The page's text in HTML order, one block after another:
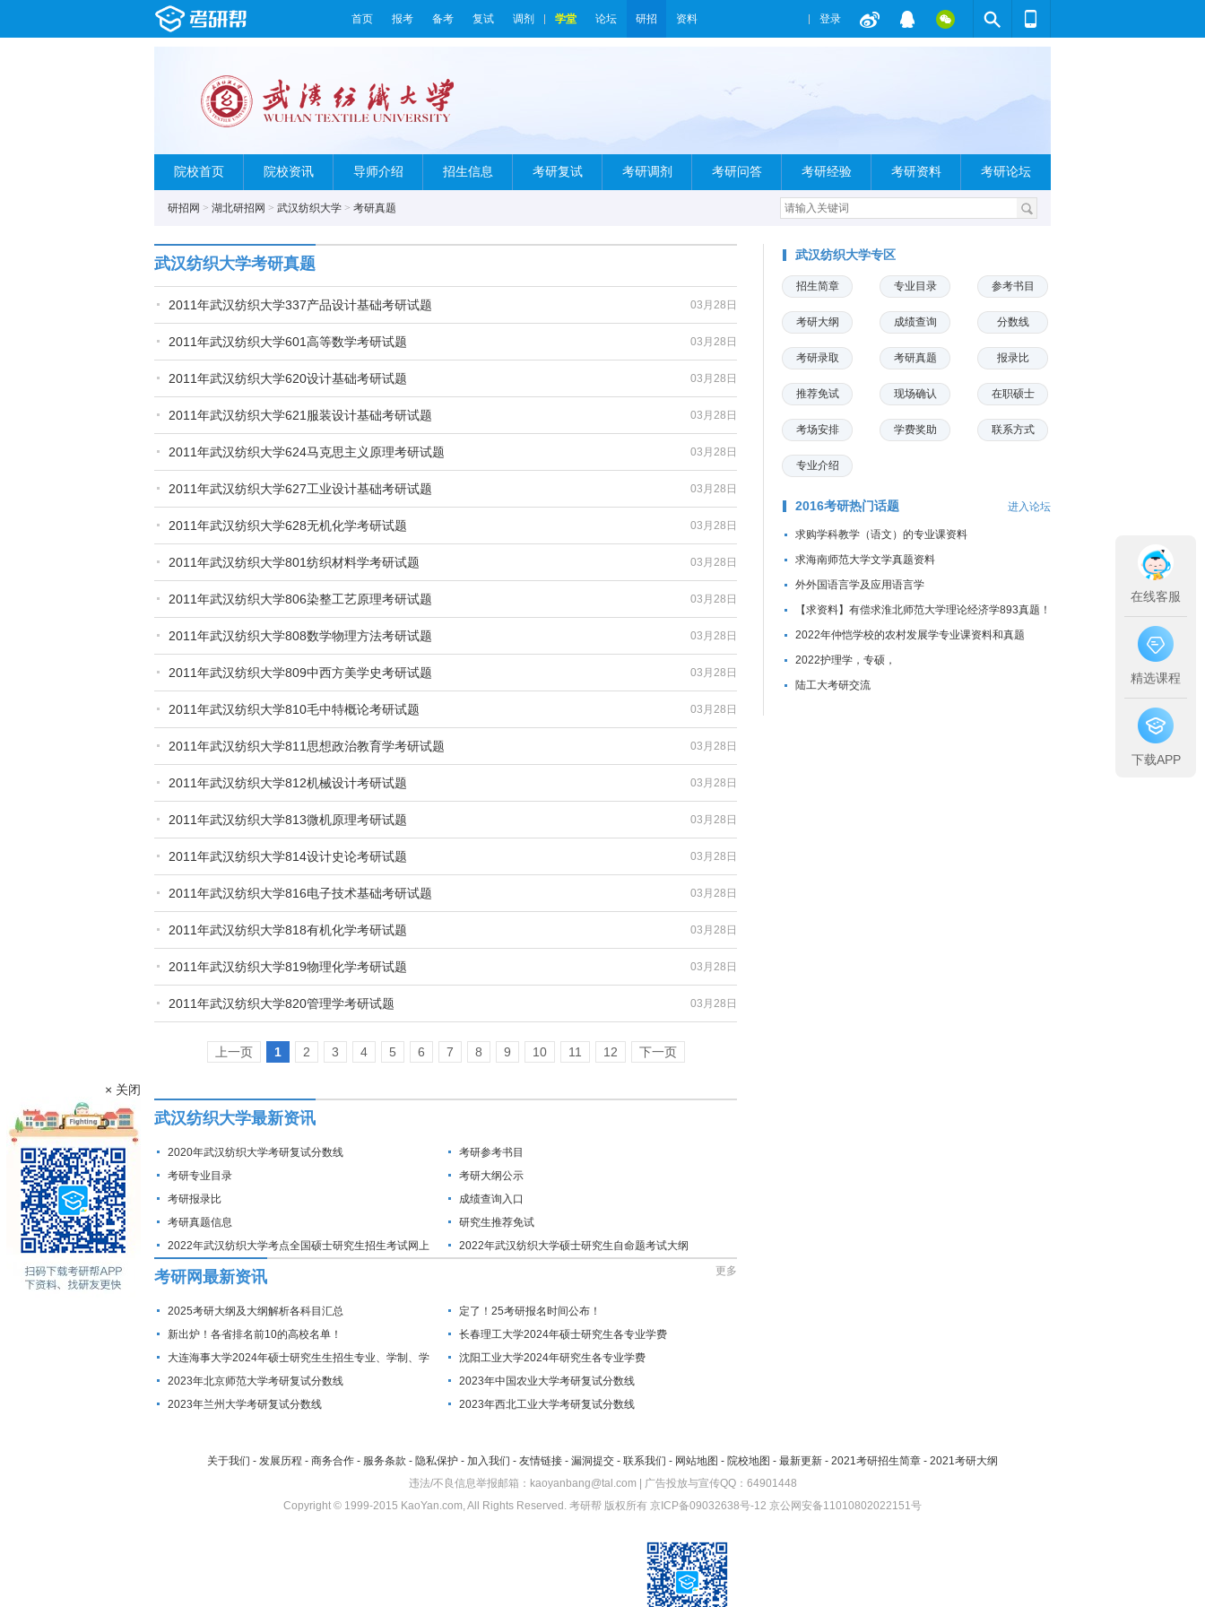
首页 报考 备考 复试 调剂 学堂 论坛 研招 资料 登录
院校首页 院校资讯 导师介绍 招生信息 考研复试 考研调剂 考研问答 考研经验 考研资料 考研论坛
研招网 > 湖北研招网 > 武汉纺织大学 > 考研真题
武汉纺织大学考研真题
03月28日
2011年武汉纺织大学337产品设计基础考研试题
03月28日
2011年武汉纺织大学601高等数学考研试题
03月28日
2011年武汉纺织大学620设计基础考研试题
03月28日
2011年武汉纺织大学621服装设计基础考研试题
03月28日
2011年武汉纺织大学624马克思主义原理考研试题
03月28日
2011年武汉纺织大学627工业设计基础考研试题
03月28日
2011年武汉纺织大学628无机化学考研试题
03月28日
2011年武汉纺织大学801纺织材料学考研试题
03月28日
2011年武汉纺织大学806染整工艺原理考研试题
03月28日
2011年武汉纺织大学808数学物理方法考研试题
03月28日
2011年武汉纺织大学809中西方美学史考研试题
03月28日
2011年武汉纺织大学810毛中特概论考研试题
03月28日
2011年武汉纺织大学811思想政治教育学考研试题
03月28日
2011年武汉纺织大学812机械设计考研试题
03月28日
2011年武汉纺织大学813微机原理考研试题
03月28日
2011年武汉纺织大学814设计史论考研试题
03月28日
2011年武汉纺织大学816电子技术基础考研试题
03月28日
2011年武汉纺织大学818有机化学考研试题
03月28日
2011年武汉纺织大学819物理化学考研试题
03月28日
2011年武汉纺织大学820管理学考研试题
上一页 1 2 3 4 5 6 7 8 9 10 11 12 下一页
武汉纺织大学最新资讯
2020年武汉纺织大学考研复试分数线
考研参考书目
考研专业目录
考研大纲公示
考研报录比
成绩查询入口
考研真题信息
研究生推荐免试
2022年武汉纺织大学考点全国硕士研究生招生考试网上
确认公告
2022年武汉纺织大学硕士研究生自命题考试大纲
考研网最新资讯 更多
2025考研大纲及大纲解析各科目汇总
定了！25考研报名时间公布！
新出炉！各省排名前10的高校名单！
长春理工大学2024年硕士研究生各专业学费
大连海事大学2024年硕士研究生生招生专业、学制、学
费标准及拟招生人数
沈阳工业大学2024年研究生各专业学费
2023年北京师范大学考研复试分数线
2023年中国农业大学考研复试分数线
2023年兰州大学考研复试分数线
2023年西北工业大学考研复试分数线
武汉纺织大学专区
招生简章 专业目录 参考书目
考研大纲 成绩查询 分数线
考研录取 考研真题 报录比
推荐免试 现场确认 在职硕士
考场安排 学费奖助 联系方式
专业介绍
2016考研热门话题 进入论坛
求购学科教学（语文）的专业课资料
求海南师范大学文学真题资料
外外国语言学及应用语言学
【求资料】有偿求淮北师范大学理论经济学893真题！
2022年仲恺学校的农村发展学专业课资料和真题
2022护理学，专硕，
陆工大考研交流
关于我们 - 发展历程 - 商务合作 - 服务条款 - 隐私保护 - 加入我们 - 友情链接 - 漏洞提交 - 联系我们 - 网站地图 - 院校地图 - 最新更新 - 2021考研招生简章 - 2021考研大纲
违法/不良信息举报邮箱：kaoyanbang@tal.com | 广告投放与宣传QQ：64901448
Copyright © 1999-2015 KaoYan.com, All Rights Reserved. 考研帮 版权所有 京ICP备09032638号-12 京公网安备11010802022151号
× 关闭
在线客服
精选课程
下载APP